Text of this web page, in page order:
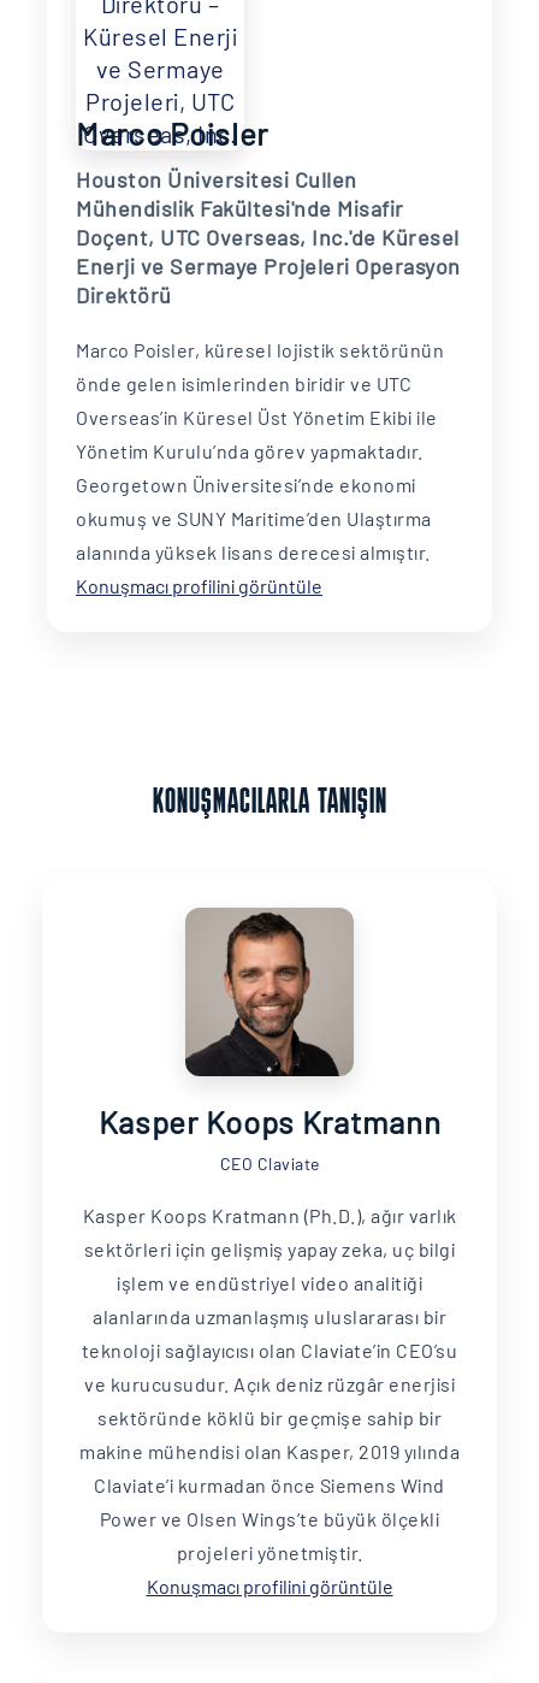
Marco Poisler
Houston Üniversitesi Cullen
Mühendislik Fakültesi'nde Misafir
Doçent, UTC Overseas, Inc.'de Küresel
Enerji ve Sermaye Projeleri Operasyon
Direktörü
Marco Poisler, küresel lojistik sektörünün
önde gelen isimlerinden biridir ve UTC
Overseas’in Küresel Üst Yönetim Ekibi ile
Yönetim Kurulu’nda görev yapmaktadır.
Georgetown Üniversitesi’nde ekonomi
okumuş ve SUNY Maritime’den Ulaştırma
alanında yüksek lisans derecesi almıştır.
Konuşmacı profilini görüntüle
KONUŞMACILARLA TANIŞIN
Kasper Koops Kratmann
CEO Claviate
Kasper Koops Kratmann (Ph.D.), ağır varlık
sektörleri için gelişmiş yapay zeka, uç bilgi
işlem ve endüstriyel video analitiği
alanlarında uzmanlaşmış uluslararası bir
teknoloji sağlayıcısı olan Claviate’in CEO’su
ve kurucusudur. Açık deniz rüzgâr enerjisi
sektöründe köklü bir geçmişe sahip bir
makine mühendisi olan Kasper, 2019 yılında
Claviate’i kurmadan önce Siemens Wind
Power ve Olsen Wings’te büyük ölçekli
projeleri yönetmiştir.
Konuşmacı profilini görüntüle